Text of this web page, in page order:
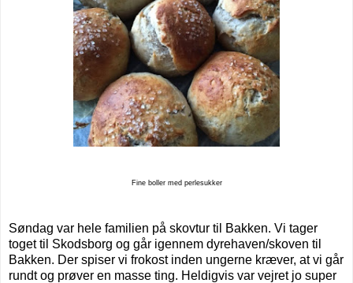
Fine boller med perlesukker
Søndag var hele familien på skovtur til Bakken. Vi tager
toget til Skodsborg og går igennem dyrehaven/skoven til
Bakken. Der spiser vi frokost inden ungerne kræver, at vi går
rundt og prøver en masse ting. Heldigvis var vejret jo super